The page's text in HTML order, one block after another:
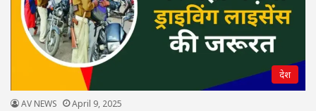
देश
AV NEWS April 9, 2025